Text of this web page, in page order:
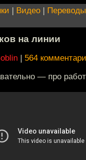
| Видео | Переводы
на линии
| 564
— про